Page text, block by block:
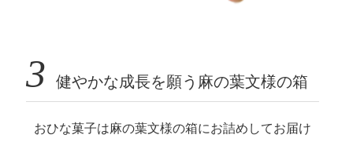
3 健やかな成長を願う麻の葉文様の箱
おひな菓子は麻の葉文様の箱にお詰めしてお届け